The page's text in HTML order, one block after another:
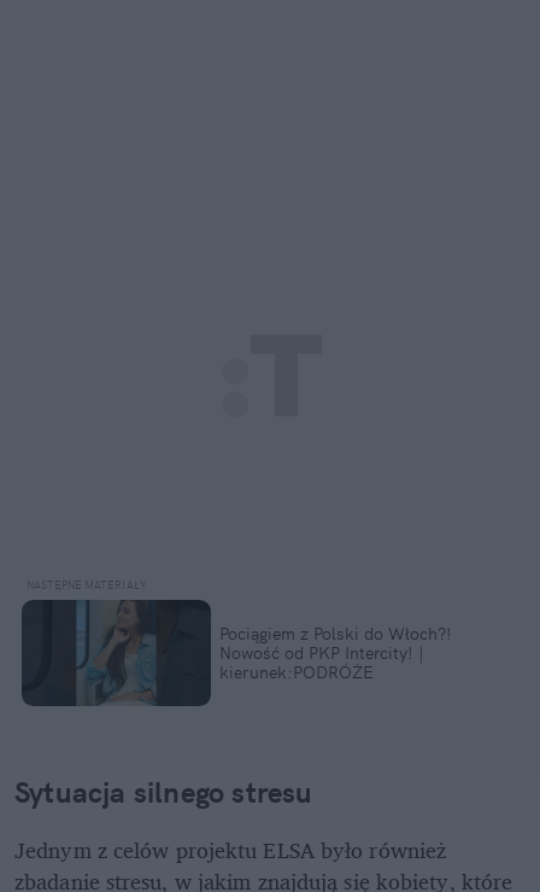
Pociągiem z Polski do Włoch?!
Nowość od PKP Intercity! |
kierunek:PODRÓŻE
Sytuacja silnego stresu
Jednym z celów projektu ELSA było również